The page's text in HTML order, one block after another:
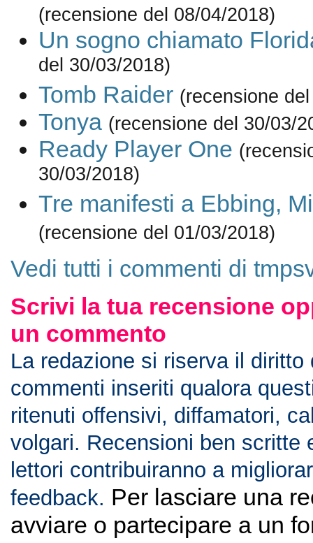
(recensione del 08/04/2018)
Un sogno chiamato
del 30/03/2018)
Tomb Raider (recensione
Tonya (recensione del 30/03/
Ready Player One
30/03/2018)
Tre manifesti a Ebbing,
(recensione del 01/03/2018)
Vedi tutti i commenti di
Scrivi la tua recensione
un commento
La redazione si riserva il diritto
commenti inseriti qualora
ritenuti offensivi, diffamatori,
volgari. Recensioni ben scritte
lettori contribuiranno a
feedback. Per lasciare una
avviare o partecipare a un